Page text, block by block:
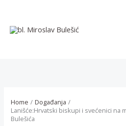
content
Home
Događanja
Lanišće:Hrvatski biskupi i svećenici na
Bulešića